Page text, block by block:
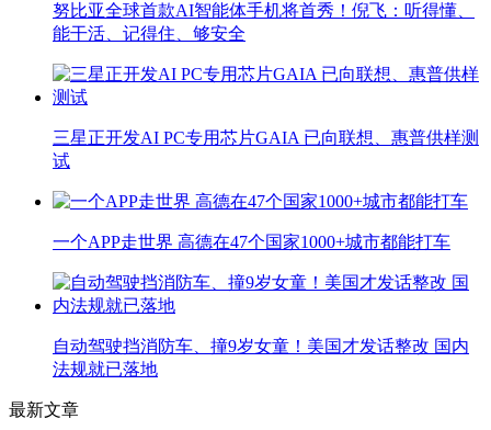
努比亚全球首款AI智能体手机将首秀！倪飞：听得懂、
能干活、记得住、够安全
三星正开发AI PC专用芯片GAIA 已向联想、惠普供样测
试
一个APP走世界 高德在47个国家1000+城市都能打车
自动驾驶挡消防车、撞9岁女童！美国才发话整改 国内
法规就已落地
最新文章